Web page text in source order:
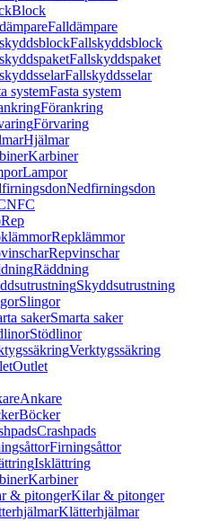
Block
Falldämpare
Fallskyddsblock
Fallskyddspaket
Fallskyddsselar
Fasta system
Förankring
Förvaring
Hjälmar
Karbiner
Lampor
Nedfirningsdon
NFC
Rep
Repklämmor
Repvinschar
Räddning
Skyddsutrustning
Slingor
Smarta saker
Stödlinor
Verktygssäkring
Outlet
Ankare
Böcker
Crashpads
Firningsåttor
Isklättring
Karbiner
Kilar & pitonger
Klätterhjälmar